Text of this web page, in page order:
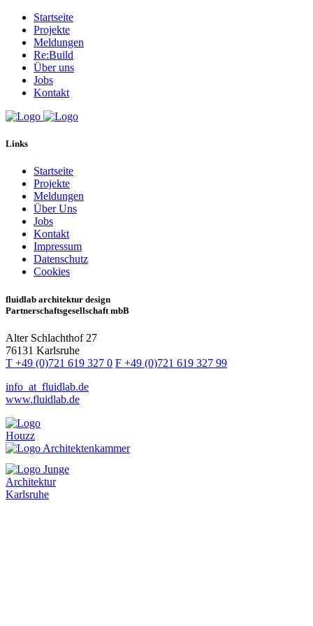
Startseite
Projekte
Meldungen
Re:Build
Über uns
Jobs
Kontakt
Links
Startseite
Projekte
Meldungen
Über Uns
Jobs
Kontakt
Impressum
Datenschutz
Cookies
fluidlab architektur design
Partnerschaftsgesellschaft mbB
Alter Schlachthof 27
76131 Karlsruhe
T +49 (0)721 619 327 0 F +49 (0)721 619 327 99
info _at_ fluidlab.de
www.fluidlab.de